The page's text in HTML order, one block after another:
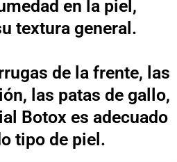
en la piel,
textura general.
de la frente, las
las patas de gallo,
Botox es adecuado
tipo de piel.